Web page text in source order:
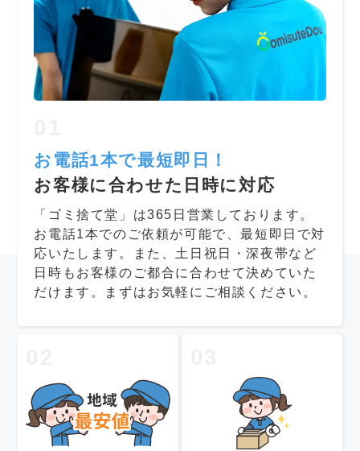
お電話1本で最短即日！
お客様に合わせた日時に対応
「ゴミ捨て堂」は365日営業しております。
お電話1本でのご依頼が可能で、最短即日で対
応いたします。また、土日祝日・深夜帯など
日時もお客様のご都合に合わせて決めていた
だけます。まずはお気軽にご相談ください。